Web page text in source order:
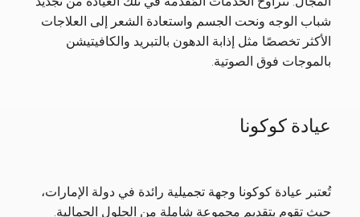
شباب الوجه ونحت الجسم واستعادة الشعر إلى العلاجات
الأكثر تخصصًا مثل إذابة الدهون بالتبريد والكافيتيشن
بالموجات فوق الصوتية.
عيادة كوكونا
تُعتبر عيادة كوكونا وجهة تجميلية رائدة في دولة الإمارات،